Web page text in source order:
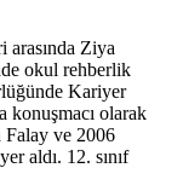
arasında Ziya
okul rehberlik
Kariyer
konuşmacı olarak
Falay ve 2006
aldı. 12. sınıf